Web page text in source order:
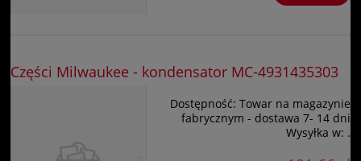
Części Milwaukee - kondensator MC-4931435303
Dostępność: Towar na magazynie
fabrycznym - dostawa 7- 14 dni
Wysyłka w: .